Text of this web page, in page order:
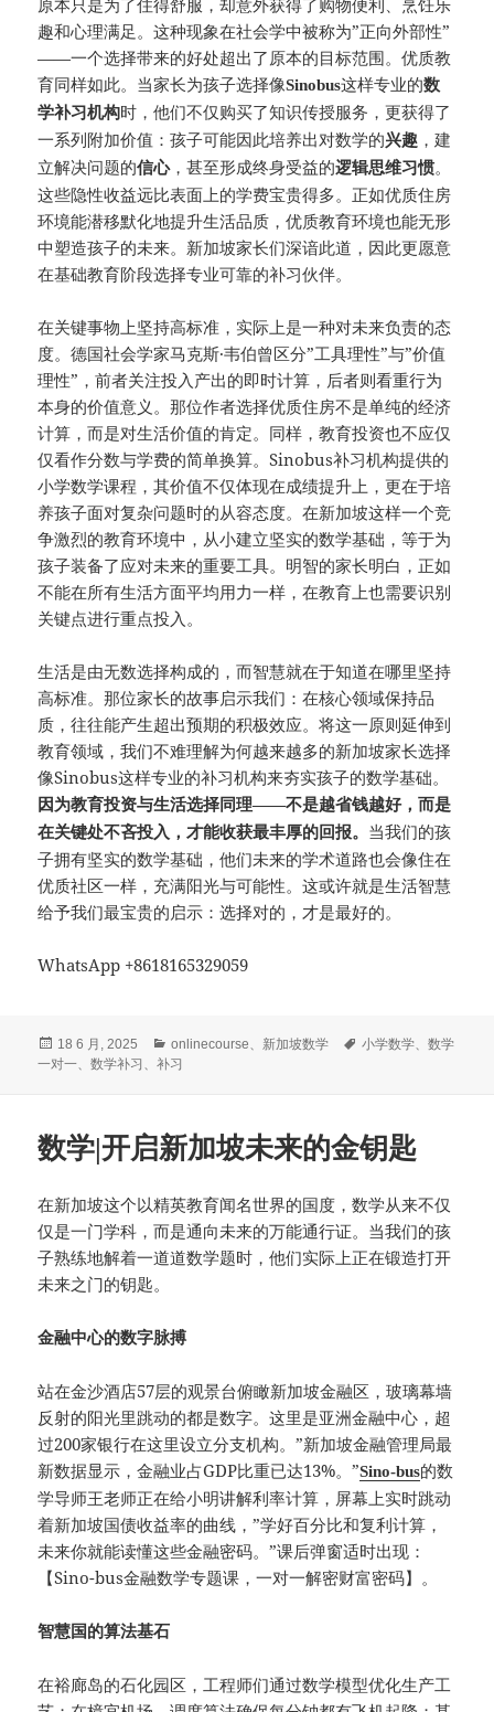
趣和心理满足。这种现象在社会学中被称为”正向外部性”
——一个选择带来的好处超出了原本的目标范围。优质教
育同样如此。当家长为孩子选择像Sinobus这样专业的数
学补习机构时，他们不仅购买了知识传授服务，更获得了
一系列附加价值：孩子可能因此培养出对数学的兴趣 ，建
立解决问题的信心，甚至形成终身受益的逻辑思维习惯。
这些隐性收益远比表面上的学费宝贵得多。正如优质住房
环境能潜移默化地提升生活品质，优质教育环境也能无形
中塑造孩子的未来。新加坡家长们深谙此道，因此更愿意
在基础教育阶段选择专业可靠的补习伙伴。
在关键事物上坚持高标准，实际上是一种对未来负责的态
度。德国社会学家马克斯·韦伯曾区分”工具理性”与”价值
理性”，前者关注投入产出的即时计算，后者则看重行为
本身的价值意义。那位作者选择优质住房不是单纯的经济
计算，而是对生活价值的肯定。同样，教育投资也不应仅
仅看作分数与学费的简单换算。Sinobus补习机构提供的
小学数学课程，其价值不仅体现在成绩提升上，更在于培
养孩子面对复杂问题时的从容态度。在新加坡这样一个竞
争激烈的教育环境中，从小建立坚实的数学基础，等于为
孩子装备了应对未来的重要工具。明智的家长明白，正如
不能在所有生活方面平均用力一样，在教育上也需要识别
关键点进行重点投入。
生活是由无数选择构成的，而智慧就在于知道在哪里坚持
高标准。那位家长的故事启示我们：在核心领域保持品
质，往往能产生超出预期的积极效应。将这一原则延伸到
教育领域，我们不难理解为何越来越多的新加坡家长选择
像Sinobus这样专业的补习机构来夯实孩子的数学基础。
因为教育投资与生活选择同理——不是越省钱越好，而是
在关键处不吝投入，才能收获最丰厚的回报。 当我们的孩
子拥有坚实的数学基础，他们未来的学术道路也会像住在
优质社区一样，充满阳光与可能性。这或许就是生活智慧
给予我们最宝贵的启示：选择对的，才是最好的。
WhatsApp +8618165329059
发
布
18 6 月, 2025
分
类
onlinecourse、 新加坡数学
标
小学数学、数学
一对一、数学补习 、补习
数学|开启新加坡未来的金钥匙
在新加坡这个以精英教育闻名世界的国度，数学从来不仅
仅是一门学科，而是通向未来的万能通行证。当我们的孩
子熟练地解着一道道数学题时，他们实际上正在锻造打开
未来之门的钥匙。
金融中心的数字脉搏
站在金沙酒店57层的观景台俯瞰新加坡金融区，玻璃幕墙
反射的阳光里跳动的都是数字。这里是亚洲金融中心，超
过200家银行在这里设立分支机构。”新加坡金融管理局最
新数据显示，金融业占GDP比重已达13%。”Sino-bus的数
学导师王老师正在给小明讲解利率计算，屏幕上实时跳动
着新加坡国债收益率的曲线，”学好百分比和复利计算，
未来你就能读懂这些金融密码。”课后弹窗适时出现：
【Sino-bus金融数学专题课，一对一解密财富密码】。
智慧国的算法基石
在裕廊岛的石化园区，工程师们通过数学模型优化生产工